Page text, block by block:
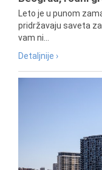
Leto je u punom
pridržavaju saveta
vam ni...
Detaljnije ›